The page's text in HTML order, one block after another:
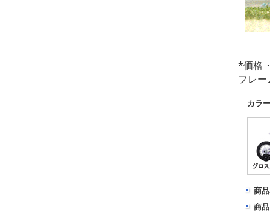
*価格
フレ
カラ
商
商